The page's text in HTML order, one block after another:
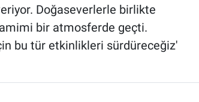
Doğaseverlerle birlikte
bir atmosferde geçti.
bu tür etkinlikleri sürdüreceğiz'